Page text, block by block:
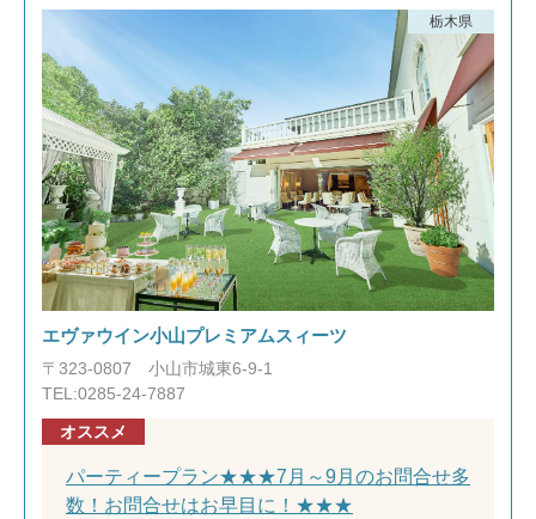
栃木県
エヴァウイン小山プレミアムスィーツ
〒323-0807 小山市城東6-9-1
TEL:0285-24-7887
オススメ
パーティープラン★★★7月～9月のお問合せ多
数！お問合せはお早目に！★★★